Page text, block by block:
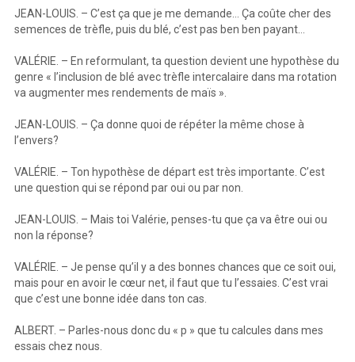
JEAN-LOUIS. – C’est ça que je me demande… Ça coûte cher des
semences de trèfle, puis du blé, c’est pas ben ben payant…
VALÉRIE. – En reformulant, ta question devient une hypothèse du
genre « l’inclusion de blé avec trèfle intercalaire dans ma rotation
va augmenter mes rendements de maïs ».
JEAN-LOUIS. – Ça donne quoi de répéter la même chose à
l’envers?
VALÉRIE. – Ton hypothèse de départ est très importante. C’est
une question qui se répond par oui ou par non.
JEAN-LOUIS. – Mais toi Valérie, penses-tu que ça va être oui ou
non la réponse?
VALÉRIE. – Je pense qu’il y a des bonnes chances que ce soit oui,
mais pour en avoir le cœur net, il faut que tu l’essaies. C’est vrai
que c’est une bonne idée dans ton cas.
ALBERT. – Parles-nous donc du « p » que tu calcules dans mes
essais chez nous.